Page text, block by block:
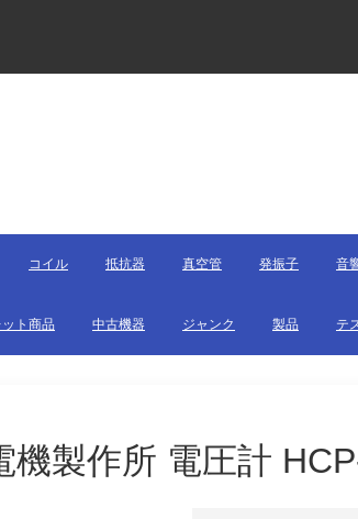
コイル 抵抗器 真空管 発振子 音
ト商品 中古機器 ジャンク 製品 テ
機製作所 電圧計